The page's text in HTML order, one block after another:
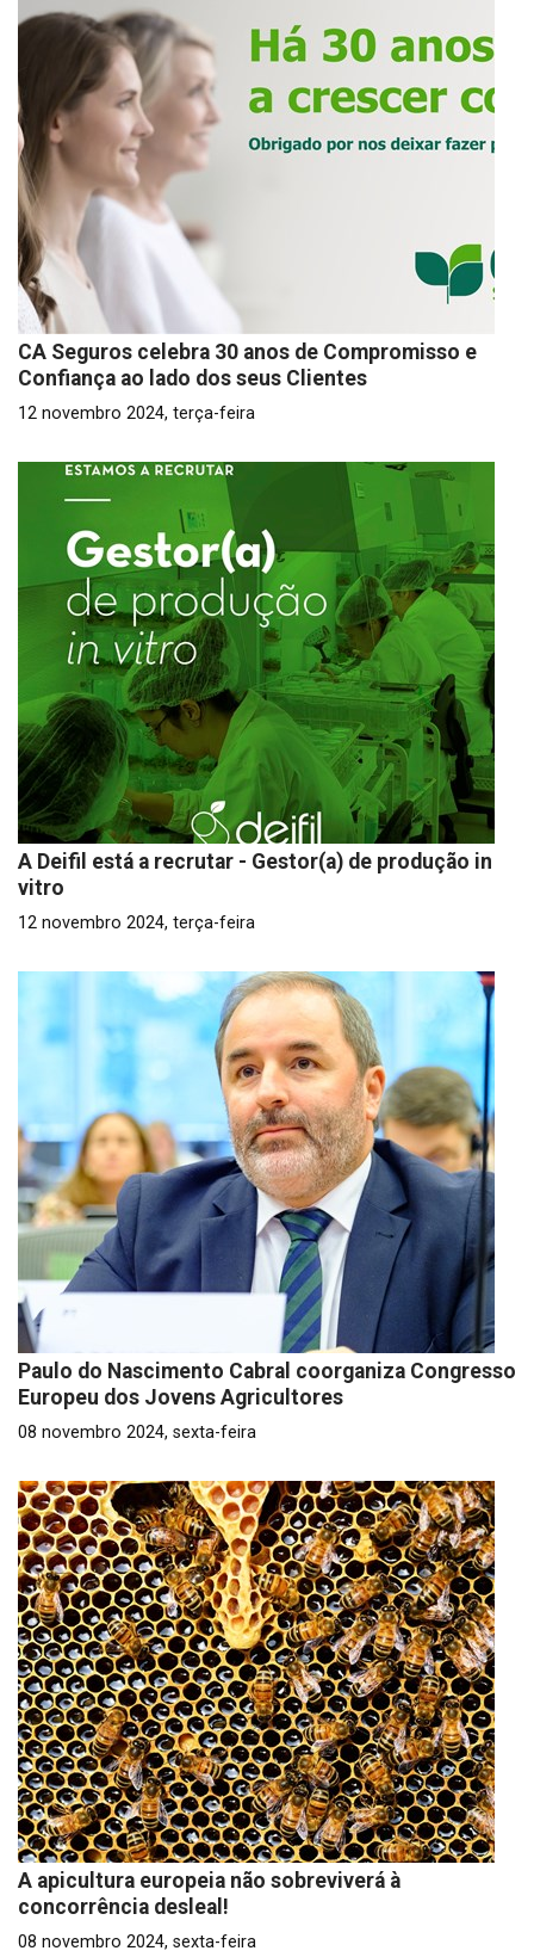
CA Seguros celebra 30 anos de Compromisso e
Confiança ao lado dos seus Clientes
12 novembro 2024, terça-feira
A Deifil está a recrutar - Gestor(a) de produção in
vitro
12 novembro 2024, terça-feira
Paulo do Nascimento Cabral coorganiza Congresso
Europeu dos Jovens Agricultores
08 novembro 2024, sexta-feira
A apicultura europeia não sobreviverá à
concorrência desleal!
08 novembro 2024, sexta-feira